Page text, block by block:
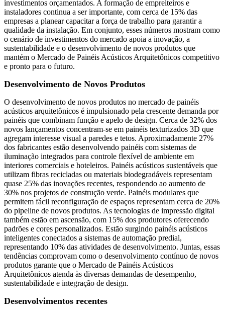
investimentos orçamentados. A formação de empreiteiros e
instaladores continua a ser importante, com cerca de 15% das
empresas a planear capacitar a força de trabalho para garantir a
qualidade da instalação. Em conjunto, esses números mostram como
o cenário de investimentos do mercado apoia a inovação, a
sustentabilidade e o desenvolvimento de novos produtos que
mantém o Mercado de Painéis Acústicos Arquitetônicos competitivo
e pronto para o futuro.
Desenvolvimento de Novos Produtos
O desenvolvimento de novos produtos no mercado de painéis
acústicos arquitetônicos é impulsionado pela crescente demanda por
painéis que combinam função e apelo de design. Cerca de 32% dos
novos lançamentos concentram-se em painéis texturizados 3D que
agregam interesse visual a paredes e tetos. Aproximadamente 27%
dos fabricantes estão desenvolvendo painéis com sistemas de
iluminação integrados para controle flexível de ambiente em
interiores comerciais e hoteleiros. Painéis acústicos sustentáveis ​​que
utilizam fibras recicladas ou materiais biodegradáveis ​​representam
quase 25% das inovações recentes, respondendo ao aumento de
30% nos projetos de construção verde. Painéis modulares que
permitem fácil reconfiguração de espaços representam cerca de 20%
do pipeline de novos produtos. As tecnologias de impressão digital
também estão em ascensão, com 15% dos produtores oferecendo
padrões e cores personalizados. Estão surgindo painéis acústicos
inteligentes conectados a sistemas de automação predial,
representando 10% das atividades de desenvolvimento. Juntas, essas
tendências comprovam como o desenvolvimento contínuo de novos
produtos garante que o Mercado de Painéis Acústicos
Arquitetônicos atenda às diversas demandas de desempenho,
sustentabilidade e integração de design.
Desenvolvimentos recentes